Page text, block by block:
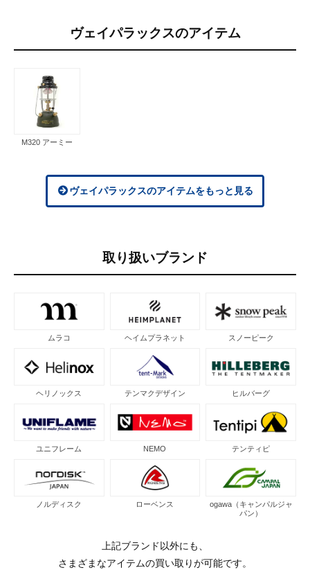
ヴェイパラックスのアイテム
M320 アーミー
ヴェイパラックスのアイテムをもっと見る
取り扱いブランド
ムラコ ヘイムプラネット スノーピーク
ヘリノックス テンマクデザイン ヒルバーグ
ユニフレーム NEMO テンティピ
ノルディスク ローベンス
ogawa（キャンパルジャ
パン）
上記ブランド以外にも、
さまざまなアイテムの買い取りが可能です。